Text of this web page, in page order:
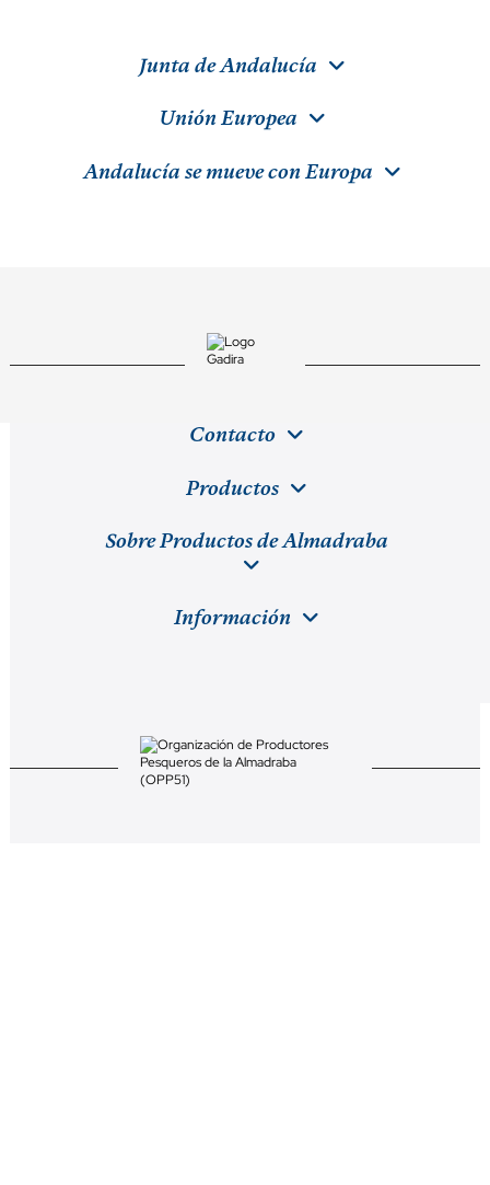
Junta de Andalucía
Unión Europea
Andalucía se mueve con Europa
Contacto
Productos
Sobre Productos de Almadraba
Información